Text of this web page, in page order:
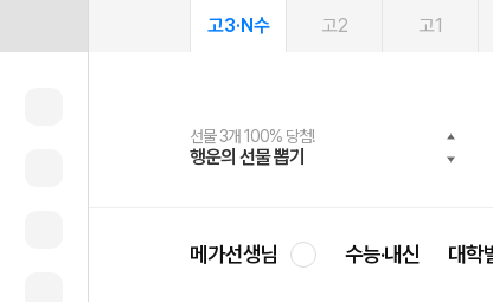
고3·N수 고2 고1
선물 3개 100% 당첨!
행운의 선물 뽑기
선물 100% 증정!
메가스터디 X 올리브
여름방학 스터디 캐시백
메가런 썸머스쿨
2027 러셀 단과
강사 공개선발
스마트러닝앱
설문 EVENT
메가패스
3일 무료 체험권
메가패스 수강생 무료혜택!
메가클럽 멤버십
사회공헌 캠페인
희망이룸 메가나눔
메가선생님 수능·내신 대학